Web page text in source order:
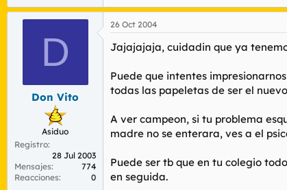
D
Don Vito
Asiduo
Registro
28 Jul 2003
Mensajes
774
Reacciones
0
26 Oct 2004
Jajajajaja, cuidadin que ya
Puede que intentes
todas las papeletas de ser el
A ver campeon, si tu problema
madre no se enterara, ves a el
Puede ser tb que en tu colegio
en seguida.